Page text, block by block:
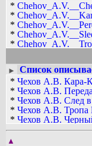
*
*
*
*
*
*
►
Список
* Чехов А.В. Кара-
* Чехов А.В.
* Чехов А.В. След
* Чехов А.В. Тропа
* Чехов А.В.
*Чехов А.В. У
*
▲